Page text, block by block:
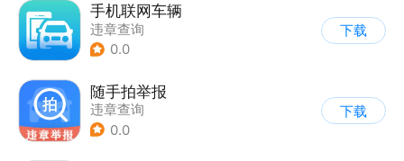
手机联网车辆
违章查询
0.0
下载
随手拍举报
违章查询
0.0
下载